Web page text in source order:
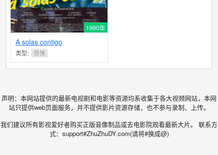
1990年
A solas contigo
类型: 惊悚
声明：本网站提供的最新电视剧和电影等资源均系收集于各大视频网站，本网
站只提供web页面服务，并不提供影片资源存储，也不参与录制、上传。
我们建议所有影视爱好者购买正版音像制品或去电影院观看最新大片。 联系方
式：support#ZhuZhuDY.com(请将#换成@)